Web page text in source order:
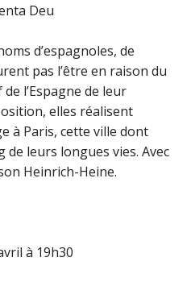
Deu
d’espagnoles, de
pas l’être en raison du
l’Espagne de leur
elles réalisent
à Paris, cette ville dont
leurs longues vies. Avec
Heinrich-Heine.
à 19h30